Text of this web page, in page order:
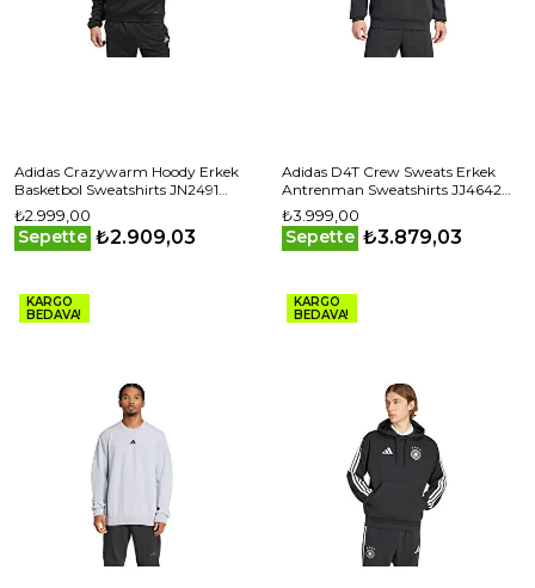
Adidas Crazywarm Hoody Erkek
Basketbol Sweatshirts JN2491
Siyah
₺2.999,00
Sepette ₺2.909,03
Adidas D4T Crew Sweats Erkek
Antrenman Sweatshirts JJ4642
Siyah
₺3.999,00
Sepette ₺3.879,03
KARGO
BEDAVA!
KARGO
BEDAVA!